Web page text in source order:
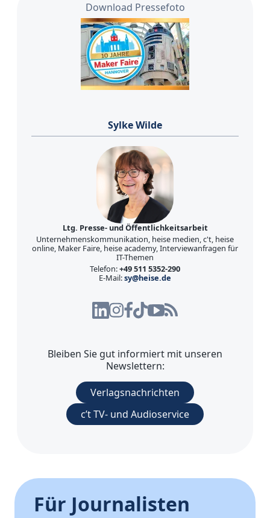
Download Pressefoto
Sylke Wilde
Ltg. Presse- und Öffentlichkeitsarbeit
Unternehmenskommunikation, heise medien, c't, heise
online, Maker Faire, heise academy, Interviewanfragen für
IT-Themen
Telefon:+49 511 5352-290
E-Mail:sy@heise.de
Bleiben Sie gut informiert mit unseren
Newslettern:
Verlagsnachrichten
c’t TV- und Audioservice
Für Journalisten